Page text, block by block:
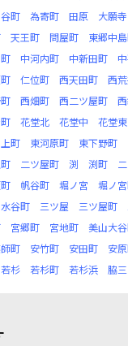
町 為寄町 田原 大願寺
天王町 問屋町 東郷中
中河内町 中新田町
仁位町 西天田町 西
西畑町 西二ツ屋町
花堂北 花堂中 花堂東
町 東河原町 東下野町
二ツ屋町 渕 渕町
帆谷町 堀ノ宮 堀ノ
水谷町 三ツ屋 三ツ屋町
宮郷町 宮地町 美山大
町 安竹町 安田町 安
若杉 若杉町 若杉浜 脇